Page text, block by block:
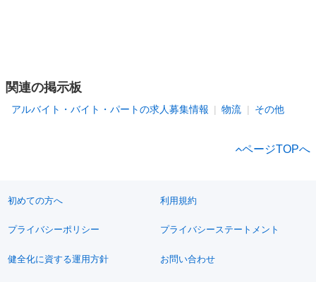
関連の掲示板
アルバイト・バイト・パートの求人募集情報 物流 その他
ページTOPへ
初めての方へ 利用規約
プライバシーポリシー プライバシーステートメント
健全化に資する運用方針 お問い合わせ